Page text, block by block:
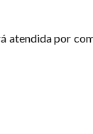
atendida por